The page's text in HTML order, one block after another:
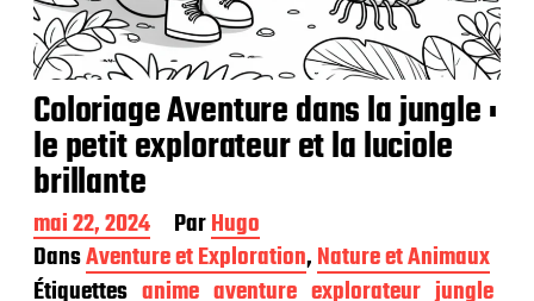
Coloriage Aventure dans la jungle :
le petit explorateur et la luciole
brillante
D
a
t
mai 22, 2024 ParHugo
DansAventure et Exploration,Nature et Animaux
Étiquettes anime aventure explorateur jungle